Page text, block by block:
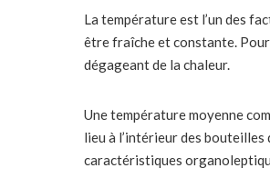
La température est l’un des
être fraîche et constante.
dégageant de la chaleur.
Une température moyenne
lieu à l’intérieur des
caractéristiques